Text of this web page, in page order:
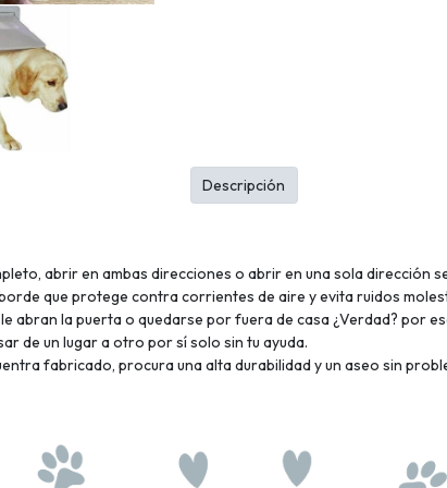
abrir en ambas direcciones o abrir en una sola dirección
que protege contra corrientes de aire y evita ruidos
abran la puerta o quedarse por fuera de casa ¿Verdad? por
de un lugar a otro por sí solo sin tu ayuda.
fabricado, procura una alta durabilidad y un aseo sin
Descripción